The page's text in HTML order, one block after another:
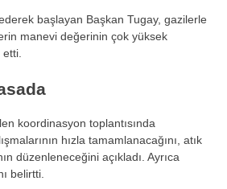
başlayan Başkan Tugay, gazilerle
manevi değerinin çok yüksek
koordinasyon toplantısında
hızla tamamlanacağını, atık
düzenleneceğini açıkladı. Ayrıca
belirtti.